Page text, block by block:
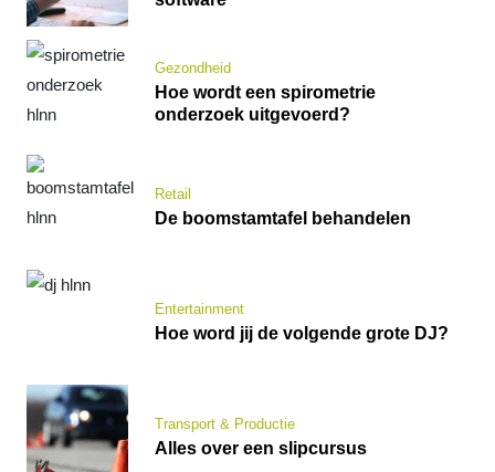
Gezondheid
Hoe wordt een spirometrie
onderzoek uitgevoerd?
Retail
De boomstamtafel behandelen
Entertainment
Hoe word jij de volgende grote DJ?
Transport & Productie
Alles over een slipcursus